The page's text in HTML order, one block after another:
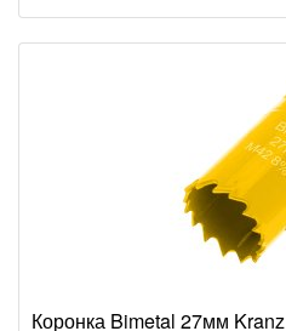
Коронка Bimetal 27мм Kranz